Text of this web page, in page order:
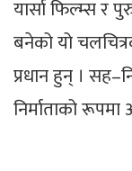
यार्सा फिल्म्स र
बनेको यो
प्रधान हुन् ।
निर्माताको